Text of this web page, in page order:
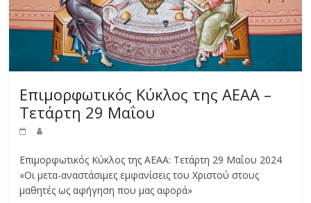
Επιμορφωτικός Κύκλος της ΑΕΑΑ –
Τετάρτη 29 Μαΐου
Επιμορφωτικός Κύκλος της ΑΕΑΑ: Τετάρτη 29 Μαΐου 2024
«Οι μετα-αναστάσιμες εμφανίσεις του Χριστού στους
μαθητές ως αφήγηση που μας αφορά»